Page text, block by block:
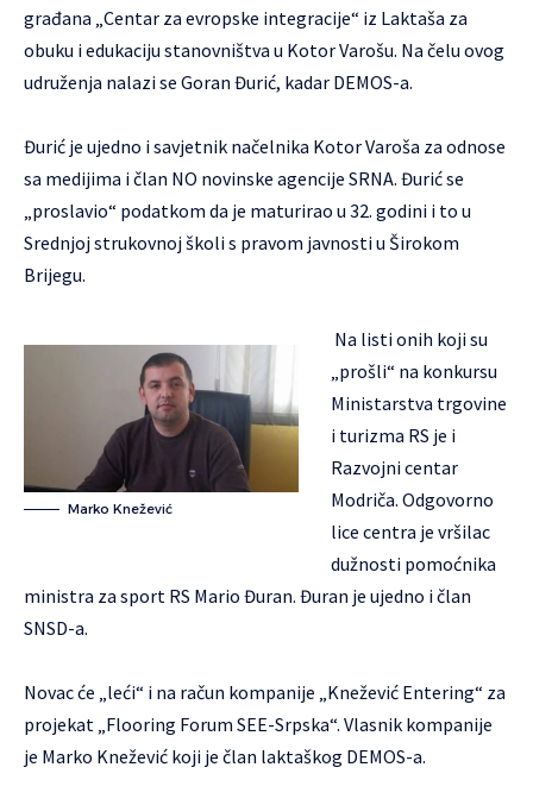
građana „Centar za evropske integracije“ iz Laktaša za
obuku i edukaciju stanovništva u Kotor Varošu. Na čelu ovog
udruženja nalazi se Goran Đurić, kadar DEMOS-a.
Đurić je ujedno i savjetnik načelnika Kotor Varoša za odnose
sa medijima i član NO novinske agencije SRNA. Đurić se
„proslavio“ podatkom da je maturirao u 32. godini i to u
Srednjoj strukovnoj školi s pravom javnosti u Širokom
Brijegu.
Marko Knežević
Na listi onih koji su
„prošli“ na konkursu
Ministarstva trgovine
i turizma RS je i
Razvojni centar
Modriča. Odgovorno
lice centra je vršilac
dužnosti pomoćnika
ministra za sport RS Mario Đuran. Đuran je ujedno i član
SNSD-a.
Novac će „leći“ i na račun kompanije „Knežević Entering“ za
projekat „Flooring Forum SEE-Srpska“. Vlasnik kompanije
je Marko Knežević koji je član laktaškog DEMOS-a.